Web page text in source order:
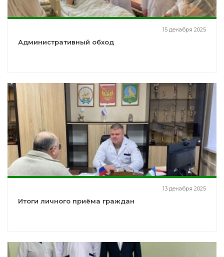
15 декабря 2025
Административный обход
13 декабря 2025
Итоги личного приёма граждан